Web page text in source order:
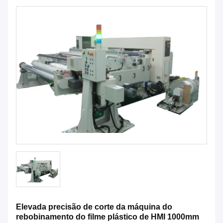
Elevada precisão de corte da máquina do
rebobinamento do filme plástico de HMI 1000mm